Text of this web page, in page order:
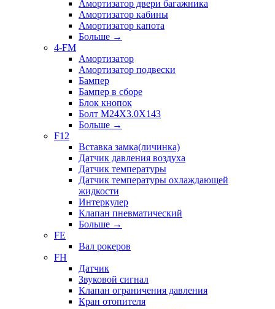
Амортизатор двери багажника
Амортизатор кабины
Амортизатор капота
Больше →
4-FM
Амортизатор
Амортизатор подвески
Бампер
Бампер в сборе
Блок кнопок
Болт M24X3.0X143
Больше →
F12
Вставка замка(личинка)
Датчик давления воздуха
Датчик температуры
Датчик температуры охлаждающей
жидкости
Интеркулер
Клапан пневматический
Больше →
FE
Вал рокеров
FH
Датчик
Звуковой сигнал
Клапан ограничения давления
Кран отопителя